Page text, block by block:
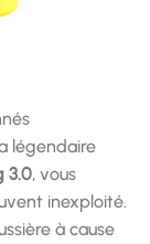
légendaire
3.0, vous
inexploité.
à cause